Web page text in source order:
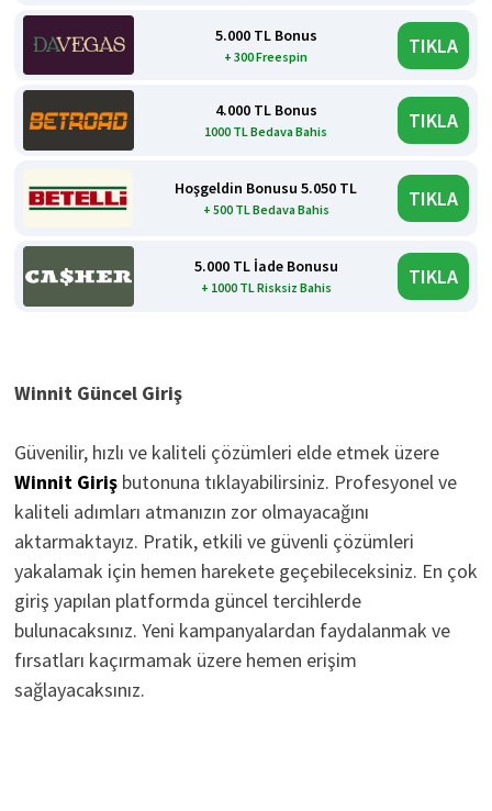
5.000 TL Bonus
+ 300 Freespin TIKLA
4.000 TL Bonus
1000 TL Bedava Bahis TIKLA
Hoşgeldin Bonusu 5.050 TL
+ 500 TL Bedava Bahis TIKLA
5.000 TL İade Bonusu
+ 1000 TL Risksiz Bahis TIKLA
Winnit Güncel Giriş
Güvenilir, hızlı ve kaliteli çözümleri elde etmek üzere
Winnit Girişbutonuna tıklayabilirsiniz. Profesyonel ve
kaliteli adımları atmanızın zor olmayacağını
aktarmaktayız. Pratik, etkili ve güvenli çözümleri
yakalamak için hemen harekete geçebileceksiniz. En çok
giriş yapılan platformda güncel tercihlerde
bulunacaksınız. Yeni kampanyalardan faydalanmak ve
fırsatları kaçırmamak üzere hemen erişim
sağlayacaksınız.